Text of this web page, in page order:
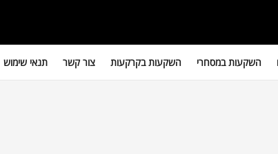
השקעות במסחרי השקעות בקרקעות צור קשר תנאי שימוש